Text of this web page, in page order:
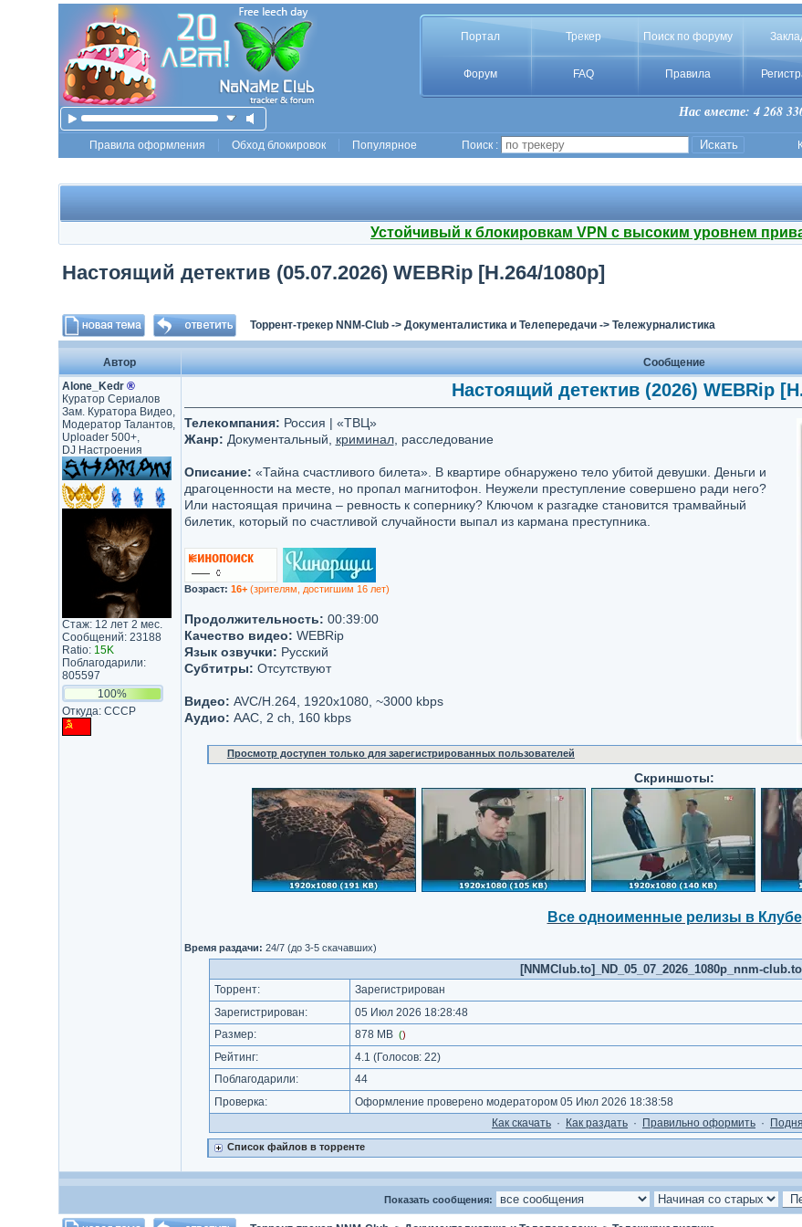
Портал Трекер Поиск по форуму
Форум FAQ Правила
Нас вместе: 4 268
Правила оформления Обход блокировок Популярное Поиск :
Устойчивый к блокировкам VPN с высоким уровнем
Настоящий детектив (05.07.2026) WEBRip [H.264/1080p]
Торрент-трекер NNM-Club-> Документалистика и Телепередачи-> Тележурналистика
Автор
Сообщение
Alone_Kedr ®
Куратор Сериалов
Зам. Куратора Видео,
Модератор Талантов,
Uploader 500+,
DJ Настроения
Стаж: 12 лет 2 мес.
Сообщений: 23188
Ratio: 15K
Поблагодарили:
805597
100%
Откуда: CCCP
Настоящий детектив (2026) WEBRip
Телекомпания: Россия | «ТВЦ»
Жанр: Документальный, криминал, расследование
Описание: «Тайна счастливого билета». В квартире обнаружено тело убитой девушки. Деньги и
драгоценности на месте, но пропал магнитофон. Неужели преступление совершено ради него?
Или настоящая причина – ревность к сопернику? Ключом к разгадке становится трамвайный
билетик, который по счастливой случайности выпал из кармана преступника.
Возраст: 16+(зрителям, достигшим 16 лет)
Продолжительность: 00:39:00
Качество видео: WEBRip
Язык озвучки: Русский
Субтитры: Отсутствуют
Видео: AVC/H.264, 1920x1080, ~3000 kbps
Аудио: AAC, 2 ch, 160 kbps
Просмотр доступен только для зарегистрированных пользователей
Скриншоты:
Все одноименные релизы в Клубе
Время раздачи: 24/7 (до 3-5 скачавших)
[NNMClub.to]_ND_05_07_2026_1080p_nnm-
Торрент: Зарегистрирован
Зарегистрирован:
05 Июл 2026 18:28:48
Размер:
878 MB ()
Рейтинг: 4.1 (Голосов: 22)
Поблагодарили:
44
Проверка:
Оформление проверено модератором 05 Июл 2026 18:38:58
Как cкачать · Как раздать · Правильно оформить ·
Список файлов в торренте
Показать сообщения: